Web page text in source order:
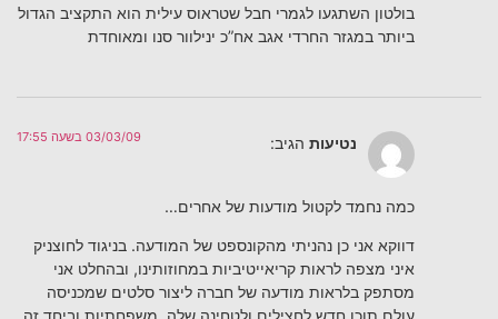
בולטון השתגעו לגמרי חבל שטראוס עילית הוא התקציב הגדול
ביותר במגזר החרדי אגב אח”כ ינילוור סנו ומאוחדת
נטיעות הגיב: 03/03/09 בשעה 17:55
כמה נחמד לקטול מודעות של אחרים…
דווקא אני כן נהניתי מהקונספט של המודעה. בניגוד לחוצניק
איני מצפה לראות קריאייטיביות במחוזותינו, ובהחלט אני
מסתפק בלראות מודעה של חברה ליצור סלטים שמכניסה